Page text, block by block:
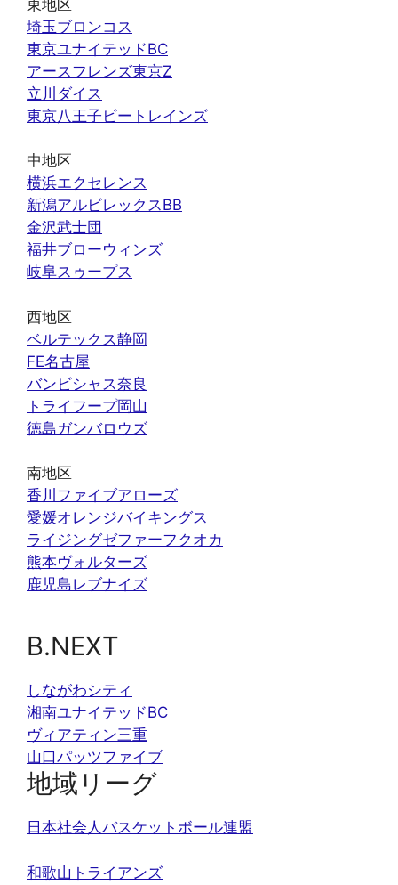
東地区
埼玉ブロンコス
東京ユナイテッドBC
アースフレンズ東京Z
立川ダイス
東京八王子ビートレインズ
中地区
横浜エクセレンス
新潟アルビレックスBB
金沢武士団
福井ブローウィンズ
岐阜スゥープス
西地区
ベルテックス静岡
FE名古屋
バンビシャス奈良
トライフープ岡山
徳島ガンバロウズ
南地区
香川ファイブアローズ
愛媛オレンジバイキングス
ライジングゼファーフクオカ
熊本ヴォルターズ
鹿児島レブナイズ
B.NEXT
しながわシティ
湘南ユナイテッドBC
ヴィアティン三重
山口パッツファイブ
地域リーグ
日本社会人バスケットボール連盟
和歌山トライアンズ